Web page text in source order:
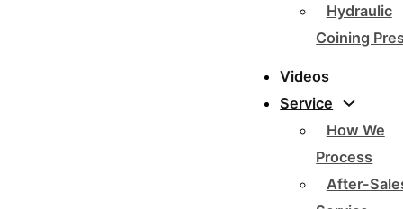
Hydraulic
Coining
Videos
Service
How We
Process
After-